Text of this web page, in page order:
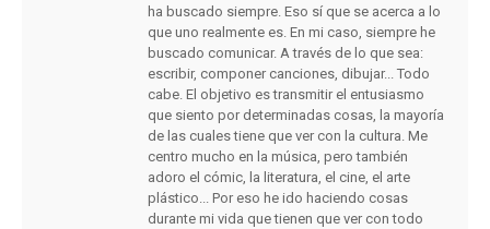
ha buscado siempre. Eso sí que se acerca a lo
que uno realmente es. En mi caso, siempre he
buscado comunicar. A través de lo que sea:
escribir, componer canciones, dibujar... Todo
cabe. El objetivo es transmitir el entusiasmo
que siento por determinadas cosas, la mayoría
de las cuales tiene que ver con la cultura. Me
centro mucho en la música, pero también
adoro el cómic, la literatura, el cine, el arte
plástico... Por eso he ido haciendo cosas
durante mi vida que tienen que ver con todo